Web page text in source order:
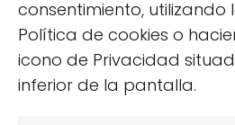
consentimiento, utilizando
Política de cookies o
icono de Privacidad
inferior de la pantalla.
para quienes buscan
Además, esta harina se
espesar salsas o sopas,